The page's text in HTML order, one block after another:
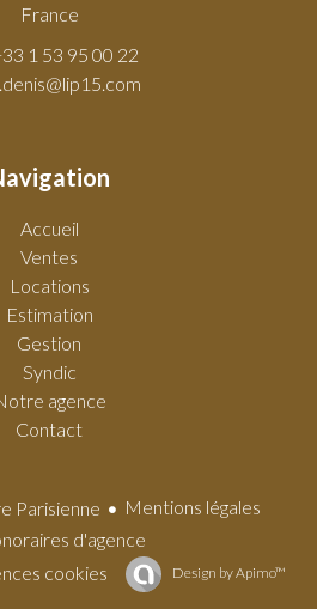
France
1 53 95 00 22
Accueil
Ventes
Locations
Estimation
Gestion
Syndic
agence
Contact
Parisienne
Mentions légales
d'agence
cookies
Design byApimo™